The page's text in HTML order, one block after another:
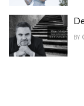
BY